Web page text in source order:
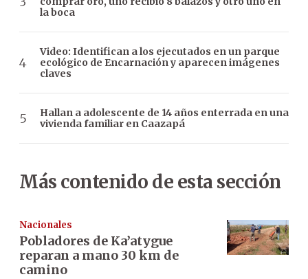
la boca
Video: Identifican a los ejecutados en un parque
ecológico de Encarnación y aparecen imágenes
claves
Hallan a adolescente de 14 años enterrada en una
vivienda familiar en Caazapá
Más contenido de esta sección
Nacionales
Pobladores de Ka’atygue
reparan a mano 30 km de
camino